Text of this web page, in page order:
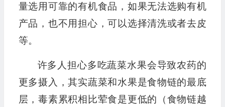
量选用可靠的有机食品，如果无法选购有机
产品，也不用担心，可以选择清洗或者去皮
等。
许多人担心多吃蔬菜水果会导致农药的
更多摄入，其实蔬菜和水果是食物链的最底
层，毒素累积相比荤食是更低的（食物链越